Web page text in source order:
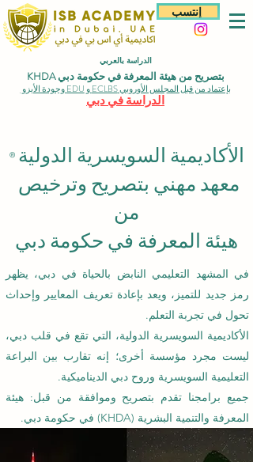
إنتسب
الدراسة بالعربي
بتصريح من هيئة المعرفة في حكومة دبي KHDA
بإعتماد من قبل المجلس الأوروبي ECLBS و EDU وجودة الأيزو
الدراسة في دبي
الأكاديمية السويسرية الدولية ®
معهد مهني بتصريح وترخيص
من
هيئة المعرفة في حكومة دبي
في المشهد التعليمي النابض بالحياة في دبي، يظهر
رمز جديد للتميز، ويعد بإعادة تعريف المعايير وإحداث
تحول في تجربة التعلم.
الأكاديمية السويسرية الدولية، التي تقع في قلب دبي،
ليست مجرد مؤسسة أخرى؛ إنه تقارب بين البراعة
التعليمية السويسرية وروح دبي الديناميكية.
جميع برامجنا تقدم بتصريح وموافقة من قبل: هيئة
المعرفة والتنمية البشرية (KHDA) في حكومة دبي.